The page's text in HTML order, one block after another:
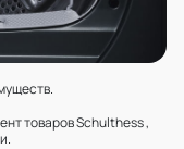
товаров Schulthess ,